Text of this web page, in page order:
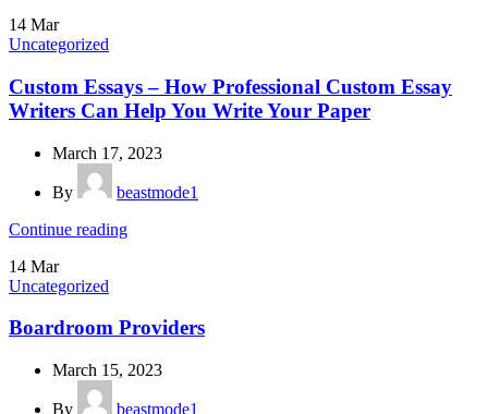
14 Mar
Uncategorized
Custom Essays – How Professional Custom Essay
Writers Can Help You Write Your Paper
March 17, 2023
By
beastmode1
Continue reading
14 Mar
Uncategorized
Boardroom Providers
March 15, 2023
By
beastmode1